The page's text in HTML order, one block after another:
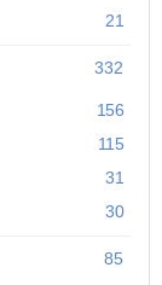
21
332
156
115
31
30
85